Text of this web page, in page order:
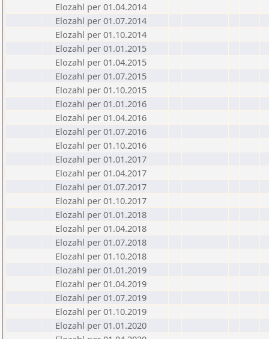
Elozahl per 01.04.2014
Elozahl per 01.07.2014
Elozahl per 01.10.2014
Elozahl per 01.01.2015
Elozahl per 01.04.2015
Elozahl per 01.07.2015
Elozahl per 01.10.2015
Elozahl per 01.01.2016
Elozahl per 01.04.2016
Elozahl per 01.07.2016
Elozahl per 01.10.2016
Elozahl per 01.01.2017
Elozahl per 01.04.2017
Elozahl per 01.07.2017
Elozahl per 01.10.2017
Elozahl per 01.01.2018
Elozahl per 01.04.2018
Elozahl per 01.07.2018
Elozahl per 01.10.2018
Elozahl per 01.01.2019
Elozahl per 01.04.2019
Elozahl per 01.07.2019
Elozahl per 01.10.2019
Elozahl per 01.01.2020